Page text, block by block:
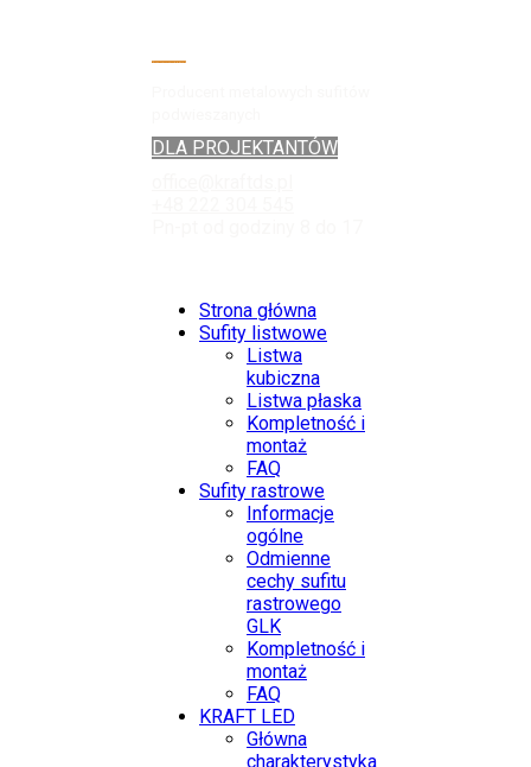
DLA PROJEKTANTÓW
Strona główna
Sufity listwowe
Listwa
kubiczna
Listwa płaska
Kompletność i
montaż
FAQ
Sufity rastrowe
Informacje
ogólne
Odmienne
cechy sufitu
rastrowego
GLK
Kompletność i
montaż
FAQ
KRAFT LED
Główna
charakterystyka